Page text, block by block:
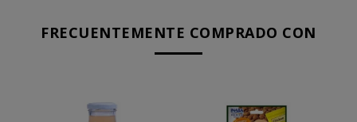
FRECUENTEMENTE COMPRADO CON